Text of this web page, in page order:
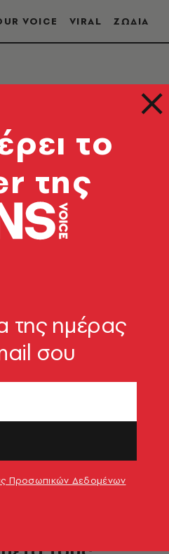
VOICE VIRAL ΖΩΔΙΑ
η
το
της
της ημέρας
σου
Προσωπικών Δεδομένων